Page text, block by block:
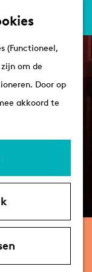
(Functioneel,
om de
Door op
akkoord te
bezoek